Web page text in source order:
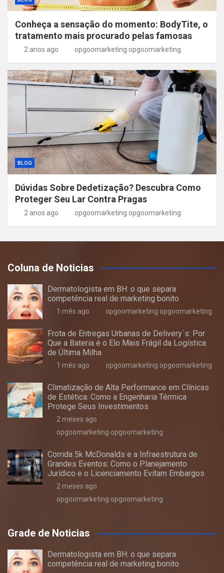
Conheça a sensação do momento: BodyTite, o
tratamento mais procurado pelas famosas
2 anos ago opgoomarketing opgoomarketing
BLOG
Dúvidas Sobre Dedetização? Descubra Como
Proteger Seu Lar Contra Pragas
2 anos ago opgoomarketing opgoomarketing
Coluna de Noticias
Dermatologista em BH: o que separa
competência real de marketing bonito
1 mês ago opgoomarketing opgoomarketing
Frota de Entregas Urbanas de Delivery´s: Por
Que a Bateria é o Elo Mais Frágil da Logística
de Última Milha
1 mês ago opgoomarketing opgoomarketing
Climatização de Alta Performance em Clínicas
de Estética: Como a Engenharia Térmica
Protege Seus Investimentos
2 meses ago
opgoomarketing opgoomarketing
Corrida 5k McDonalds e a Infraestrutura de
Grandes Eventos: Como o Planejamento
Jurídico e o Licenciamento Evitam Embargos
2 meses ago
opgoomarketing opgoomarketing
Grade de Noticias
Dermatologista em BH: o que separa
competência real de marketing bonito